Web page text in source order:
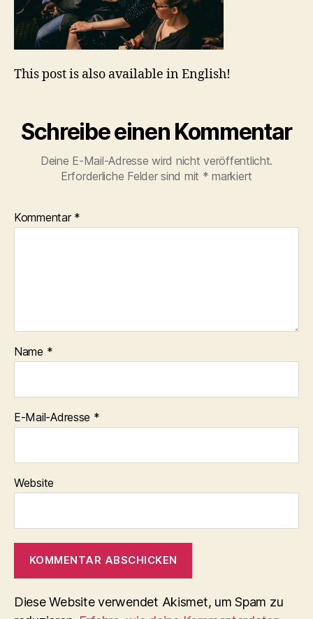
This post is also available in English!
Schreibe einen Kommentar
Deine E-Mail-Adresse wird nicht veröffentlicht.
Erforderliche Felder sind mit * markiert
Kommentar *
Name *
E-Mail-Adresse *
Website
Diese Website verwendet Akismet, um Spam zu